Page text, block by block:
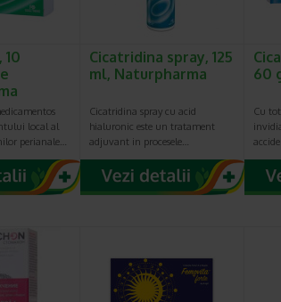
10
local al
perianale…
Cicatridina spray, 125
ml, Naturpharma
Cicatridina spray cu acid
hialuronic este un tratament
adjuvant in procesele…
60
Cu